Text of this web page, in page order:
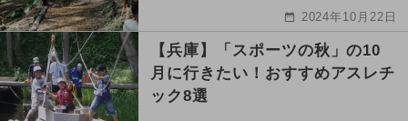
2024年10月22日
【兵庫】「スポーツの秋」の10
月に行きたい！おすすめアスレチ
ック8選